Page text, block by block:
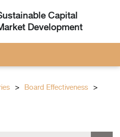
Capital
Development
Board Effectiveness